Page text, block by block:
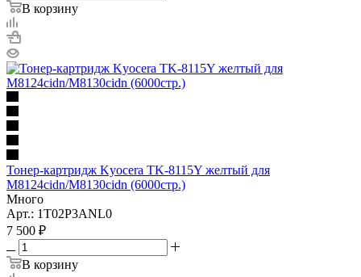
В корзину
Тонер-картридж Kyocera TK-8115Y желтый для
M8124cidn/M8130cidn (6000стр.)
Много
Арт.: 1T02P3ANL0
7 500 ₽
В корзину